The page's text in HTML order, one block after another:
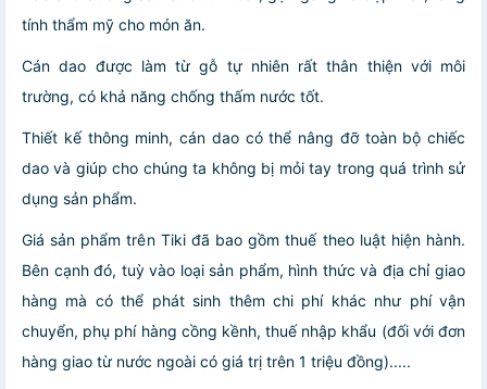
tính thẩm mỹ cho món ăn.
Cán dao được làm từ gỗ tự nhiên rất thân thiện với môi
trường, có khả năng chống thấm nước tốt.
Thiết kế thông minh, cán dao có thể nâng đỡ toàn bộ chiếc
dao và giúp cho chúng ta không bị mỏi tay trong quá trình sử
dụng sản phẩm.
Giá sản phẩm trên Tiki đã bao gồm thuế theo luật hiện hành.
Bên cạnh đó, tuỳ vào loại sản phẩm, hình thức và địa chỉ giao
hàng mà có thể phát sinh thêm chi phí khác như phí vận
chuyển, phụ phí hàng cồng kềnh, thuế nhập khẩu (đối với đơn
hàng giao từ nước ngoài có giá trị trên 1 triệu đồng).....